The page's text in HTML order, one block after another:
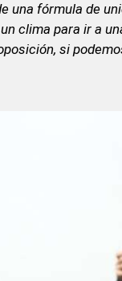
una fórmula de
clima para ir a
si